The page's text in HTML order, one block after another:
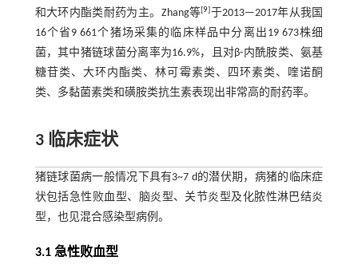
和大环内酯类耐药为主。Zhang等[9]于2013—2017年从我国
16个省9 661个猪场采集的临床样品中分离出19 673株细
菌，其中猪链球菌分离率为16.9%，且对β-内酰胺类、氨基
糖苷类、大环内酯类、林可霉素类、四环素类、喹诺酮
类、多黏菌素类和磺胺类抗生素表现出非常高的耐药率。
3 临床症状
猪链球菌病一般情况下具有3~7 d的潜伏期，病猪的临床症
状包括急性败血型、脑炎型、关节炎型及化脓性淋巴结炎
型，也见混合感染型病例。
3.1 急性败血型